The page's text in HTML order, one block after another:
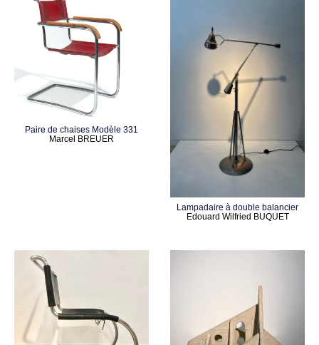
Paire de chaises Modèle 331
Marcel BREUER
Lampadaire à double balancier
Edouard Wilfried BUQUET